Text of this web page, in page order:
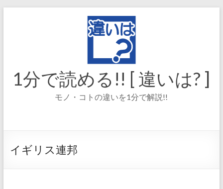
1分で読める!! [ 違いは? ]
モノ・コトの違いを1分で解説!!
イギリス連邦